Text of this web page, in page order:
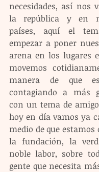
necesidades, así nos
la república y en
países, aquí el
empezar a poner
arena en los lugares
movemos
manera de que
contagiando a más
con un tema de
hoy en día vamos ya
medio de que
la fundación, la
noble labor, sobre
gente que necesita